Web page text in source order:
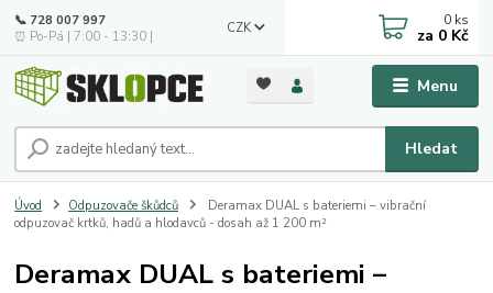
Menu
CZK
Hledat
📞 728 007 997
⏰ Po-Pá | 7:00 - 13:30 |
0 ks
za 0 Kč
Úvod Odpuzovače škůdců
Deramax DUAL s bateriemi – vibrační
odpuzovač krtků, hadů a hlodavců - dosah až 1 200 m²
Deramax DUAL s bateriemi –